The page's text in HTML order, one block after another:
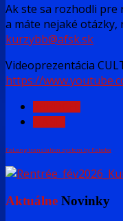
Ak ste sa rozhodli pre
a máte nejaké
kurzybb@afsk.sk
Videoprezentácia
https://
FaLang translation system by Faboba
Aktuálne Novinky